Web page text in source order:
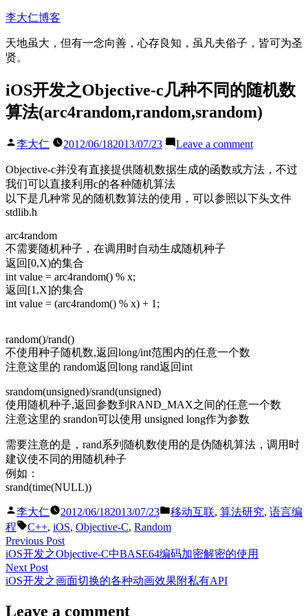
Skip
content
李大仁博客
天地虽大，但有一念向善，心存良知，虽凡夫俗子，皆可为圣
贤。
iOS开发之Objective-c几种不同的随机数
算法(arc4random,random,srandom)
Posted
李大仁 2012/06/182013/07/23 Leave a commenton
开
之
Objective-c并没有直接提供随机数据生成的函数或方法，不过
我们可以直接利用c的各种随机算法
以下是几种常见的随机数算法的使用，可以参照以下头文件
stdlib.h
arc4random
不需要随机种子，在调用时自动生成随机种子
返回[0,X)的集合
int value = arc4random() % x;
返回[1,X]的集合
int value = (arc4random() % x) + 1;
random()/rand()
不使用种子随机数,返回long/int范围内的任意一个数
注意这里的 random返回long rand返回int
srandom(unsigned)/srand(unsigned)
使用随机种子,返回参数到RAND_MAX之间的任意一个数
注意这里的 srandon可以使用 unsigned long作为参数
需要注意的是，rand系列随机数使用的是伪随机算法，调用时
建议使不同的用随机种子
例如：
srand(time(NULL))
Posted
by
李大仁 2012/06/182013/07/23
Posted
移动互联, 算法研究, 语言编
程
Tags:
C++, iOS, Objective-C, Random
Post
navigation
Previous PostPrevious
post:
iOS开发之Objective-C中BASE64编码加密解密的使用
Next PostNext
post:
iOS开发之画面切换的各种动画效果附私有API
Leave a comment